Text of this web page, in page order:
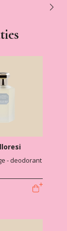
- deodorant